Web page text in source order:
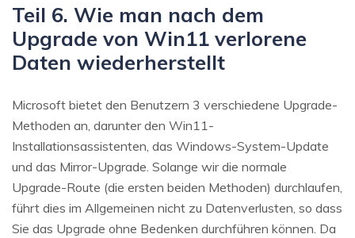
Teil 6. Wie man nach dem
Upgrade von Win11 verlorene
Daten wiederherstellt
Microsoft bietet den Benutzern 3 verschiedene Upgrade-
Methoden an, darunter den Win11-
Installationsassistenten, das Windows-System-Update
und das Mirror-Upgrade. Solange wir die normale
Upgrade-Route (die ersten beiden Methoden) durchlaufen,
führt dies im Allgemeinen nicht zu Datenverlusten, so dass
Sie das Upgrade ohne Bedenken durchführen können. Da